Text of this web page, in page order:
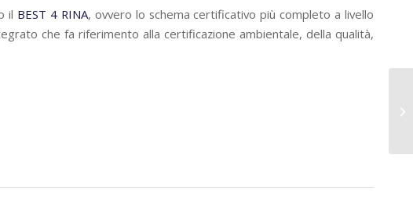
il BEST 4 RINA, ovvero lo schema certificativo più completo a livello
che fa riferimento alla certificazione ambientale, della qualità,